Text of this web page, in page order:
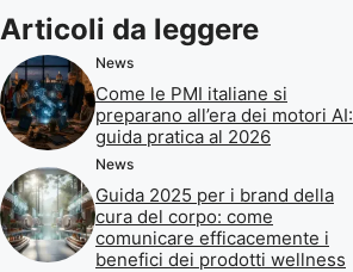
Articoli da leggere
News
Come le PMI italiane si
preparano all’era dei motori AI:
guida pratica al 2026
News
Guida 2025 per i brand della
cura del corpo: come
comunicare efficacemente i
benefici dei prodotti wellness